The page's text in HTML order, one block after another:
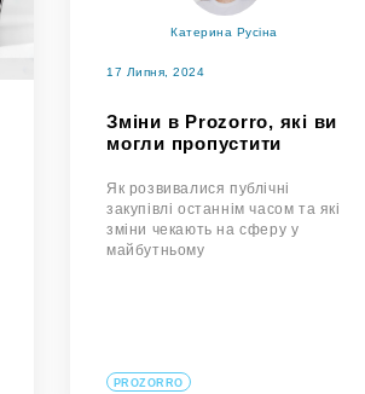
Катерина Русіна
17 Липня, 2024
Зміни в Prozorro, які ви
могли пропустити
Як розвивалися публічні
закупівлі останнім часом та які
зміни чекають на сферу у
майбутньому
PROZORRO